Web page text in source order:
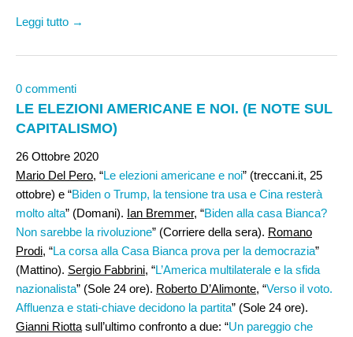
Leggi tutto →
0 commenti
LE ELEZIONI AMERICANE E NOI. (E NOTE SUL
CAPITALISMO)
26 Ottobre 2020
Mario Del Pero, “Le elezioni americane e noi” (treccani.it, 25
ottobre) e “Biden o Trump, la tensione tra usa e Cina resterà
molto alta” (Domani). Ian Bremmer, “Biden alla casa Bianca?
Non sarebbe la rivoluzione” (Corriere della sera). Romano
Prodi, “La corsa alla Casa Bianca prova per la democrazia”
(Mattino). Sergio Fabbrini, “L’America multilaterale e la sfida
nazionalista” (Sole 24 ore). Roberto D’Alimonte, “Verso il voto.
Affluenza e stati-chiave decidono la partita” (Sole 24 ore).
Gianni Riotta sull’ultimo confronto a due: “Un pareggio che